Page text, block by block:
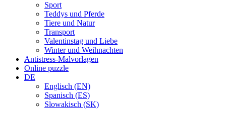
Sport
Teddys und Pferde
Tiere und Natur
Transport
Valentinstag und Liebe
Winter und Weihnachten
Antistress-Malvorlagen
Online puzzle
DE
Englisch (EN)
Spanisch (ES)
Slowakisch (SK)